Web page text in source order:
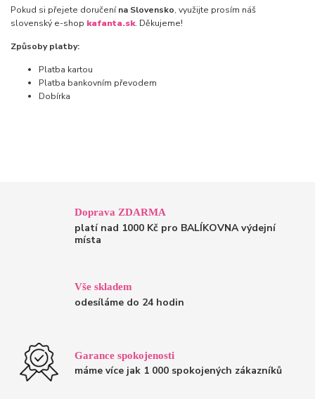
Pokud si přejete doručenína Slovensko, využijte prosím náš
slovenský e-shop kafanta.sk. Děkujeme!
Způsoby platby:
Platba kartou
Platba bankovním převodem
Dobírka
Doprava ZDARMA
platí nad 1000 Kč pro BALÍKOVNA výdejní
místa
Vše skladem
odesíláme do 24 hodin
Garance spokojenosti
máme více jak 1 000 spokojených zákazníků